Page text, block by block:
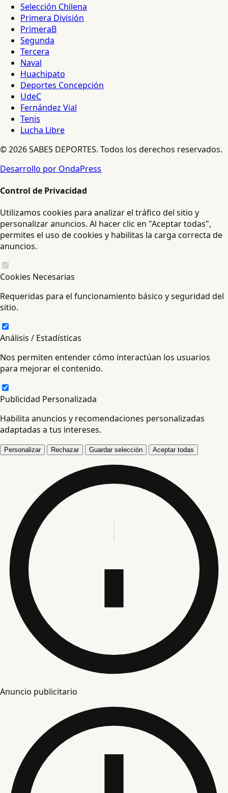
Selección Chilena
Primera División
PrimeraB
Segunda
Tercera
Naval
Huachipato
Deportes Concepción
UdeC
Fernández Vial
Tenis
Lucha Libre
© 2026 SABES DEPORTES. Todos los derechos reservados.
Desarrollo por OndaPress
Control de Privacidad
Utilizamos cookies para analizar el tráfico del sitio y
personalizar anuncios. Al hacer clic en "Aceptar todas",
permites el uso de cookies y habilitas la carga correcta de
anuncios.
Cookies Necesarias
Requeridas para el funcionamiento básico y seguridad del
sitio.
Análisis / Estadísticas
Nos permiten entender cómo interactúan los usuarios
para mejorar el contenido.
Publicidad Personalizada
Habilita anuncios y recomendaciones personalizadas
adaptadas a tus intereses.
Personalizar Rechazar Guardar selección Aceptar todas
Anuncio publicitario